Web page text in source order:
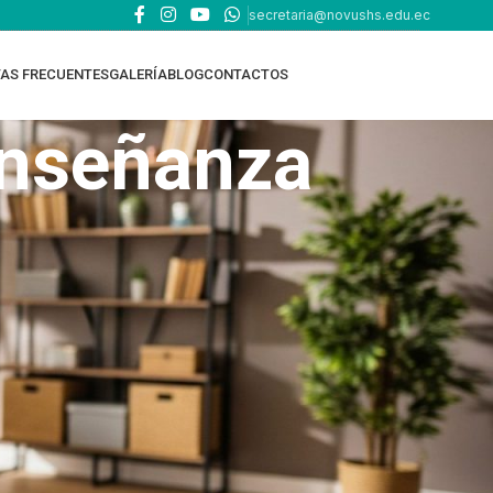
secretaria@novushs.edu.ec
FRECUENTESGALERÍABLOGCONTACTOS
TOP RATED PRODUCTS
EDUCACIÓN ONLINE